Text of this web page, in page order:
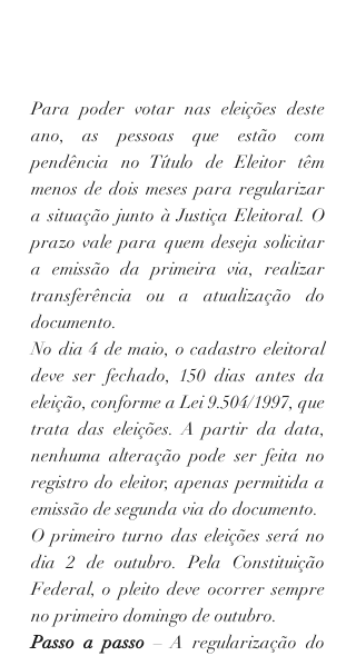
Para poder votar nas eleições deste
ano, as pessoas que estão com
pendência no Título de Eleitor têm
menos de dois meses para regularizar
a situação junto à Justiça Eleitoral. O
prazo vale para quem deseja solicitar
a emissão da primeira via, realizar
transferência ou a atualização do
documento.
No dia 4 de maio, o cadastro eleitoral
deve ser fechado, 150 dias antes da
eleição, conforme a Lei 9.504/1997, que
trata das eleições. A partir da data,
nenhuma alteração pode ser feita no
registro do eleitor, apenas permitida a
emissão de segunda via do documento.
O primeiro turno das eleições será no
dia 2 de outubro. Pela Constituição
Federal, o pleito deve ocorrer sempre
no primeiro domingo de outubro.
Passo a passo – A regularização do